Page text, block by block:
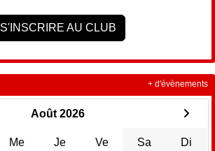
S'INSCRIRE AU CLUB
Août 2026
Me Je Ve Sa Di
+ d'évènements